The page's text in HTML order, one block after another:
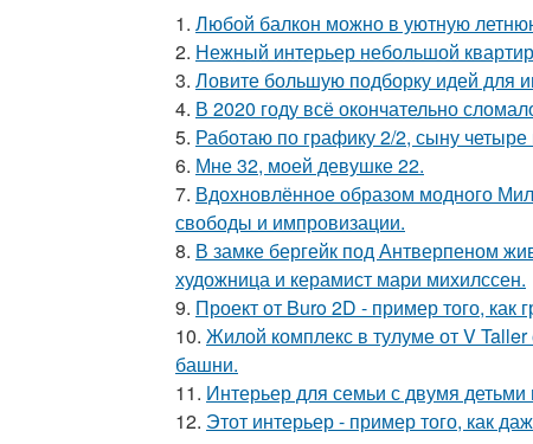
1. Любой балкон можно в уютную
2. Нежный интерьер небольшой
3. Ловите большую подборку идей для
4. В 2020 году всё окончательно
5. Работаю по графику 2/2, сыну четыре
6. Мне 32, моей девушке 22.
7. Вдохновлённое образом модного
свободы и импровизации.
8. В замке бергейк под Антверпеном
художница и керамист мари михилссен.
9. Проект от Buro 2D - пример того, как
10. Жилой комплекс в тулуме от V
башни.
11. Интерьер для семьи с двумя
12. Этот интерьер - пример того, как